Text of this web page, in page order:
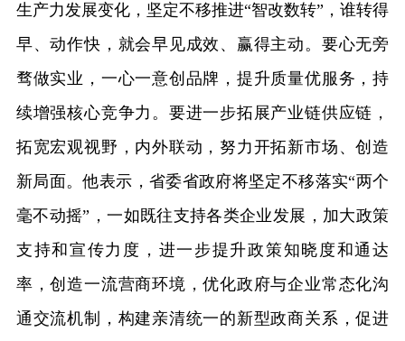
生产力发展变化，坚定不移推进“智改数转”，谁转得
早、动作快，就会早见成效、赢得主动。要心无旁
骛做实业，一心一意创品牌，提升质量优服务，持
续增强核心竞争力。要进一步拓展产业链供应链，
拓宽宏观视野，内外联动，努力开拓新市场、创造
新局面。他表示，省委省政府将坚定不移落实“两个
毫不动摇”，一如既往支持各类企业发展，加大政策
支持和宣传力度，进一步提升政策知晓度和通达
率，创造一流营商环境，优化政府与企业常态化沟
通交流机制，构建亲清统一的新型政商关系，促进